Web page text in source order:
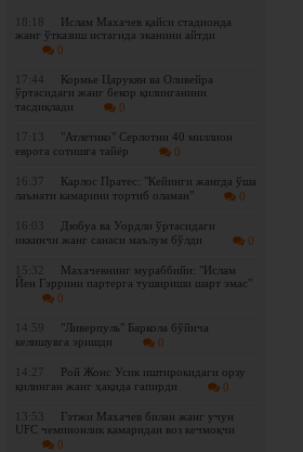
18:18
Ислам Махачев қайси стадионда
жанг ўтказиш истагида эканини айтди
0
17:44
Кормье Царукян ва Оливейра
ўртасидаги жанг бекор қилинганини
тасдиқлади
0
17:13
"Атлетико" Серлотни 40 миллион
еврога сотишга тайёр
0
16:37
Карлос Пратес: "Кейинги жангда ўша
лаънати камарини тортиб оламан"
0
16:03
Дюбуа ва Уордли ўртасидаги
иккинчи жанг санаси маълум бўлди
0
15:32
Махачевнинг мураббийи: "Ислам
Йен Гэррини партерга тушириши шарт эмас"
0
14:59
"Ливерпуль" Баркола бўйича
келишувга эришди
0
14:27
Рой Жонс Усик иштирокидаги орзу
қилинган жанг ҳақида гапирди
0
13:53
Гэтжи Махачев билан жанг учун
UFC чемпионлик камаридан воз кечмоқчи
0